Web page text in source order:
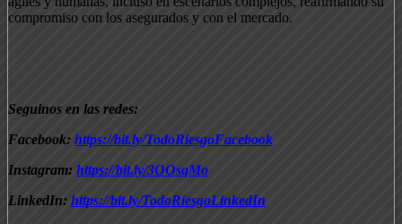
compromiso con los asegurados y con el mercado.
Seguinos en las redes:
Facebook: https://bit.ly/TodoRiesgoFacebook
Instagram: https://bit.ly/3OOsqMo
LinkedIn: https://bit.ly/TodoRiesgoLinkedIn